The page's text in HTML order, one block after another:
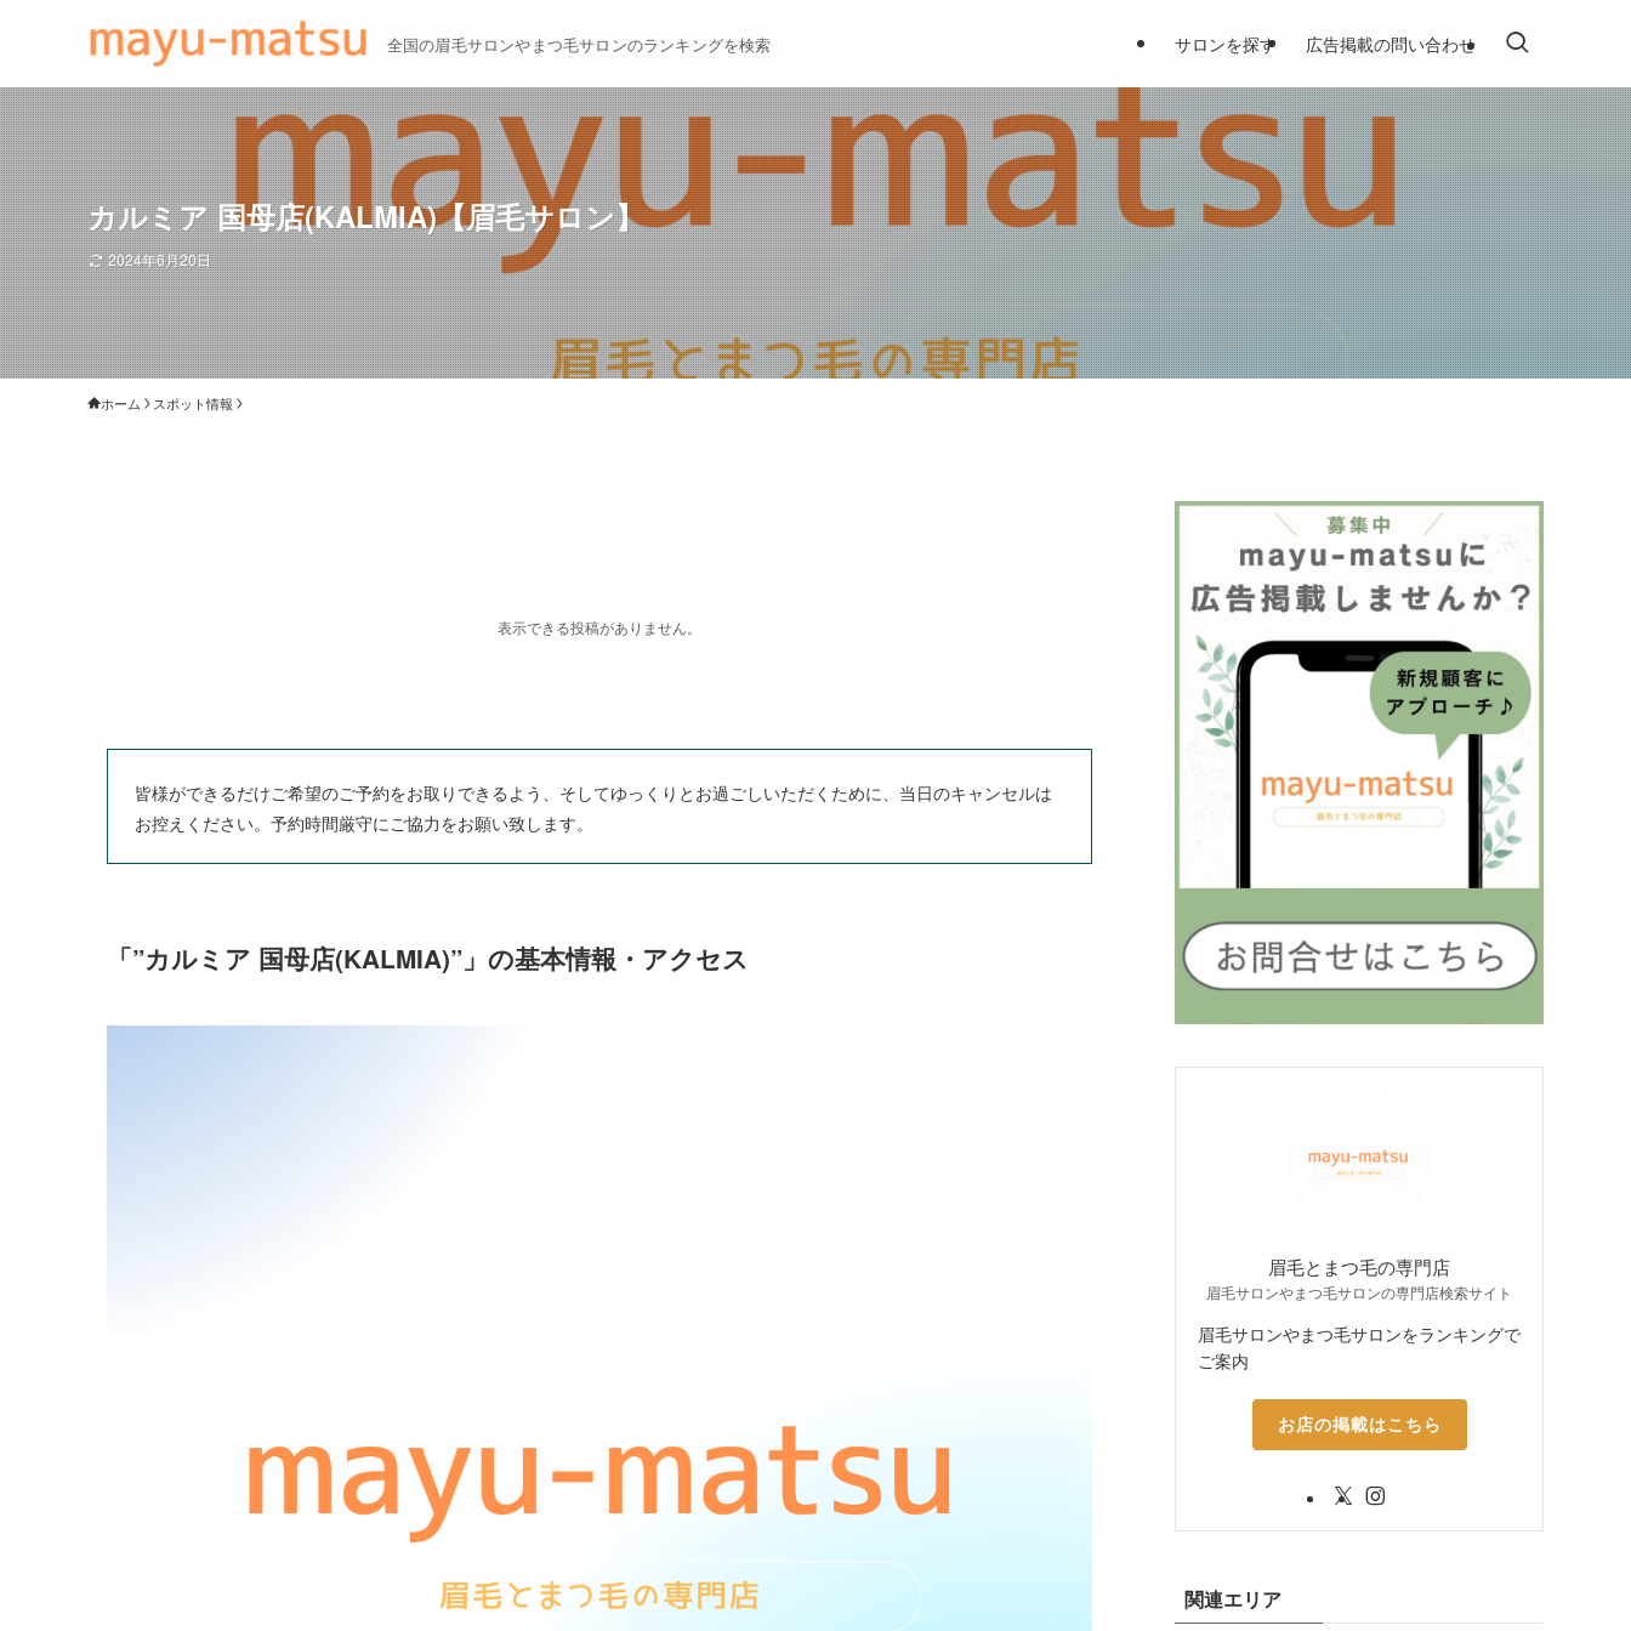
全国の眉毛サロンやまつ毛サロンのランキングを検索 サロンを探す 広告掲載の問い合わせ
カルミア 国母店(KALMIA)【眉毛サロン】
2024年6月20日
ホーム スポット情報
皆様ができるだけご希望のご予約をお取りできるよう、そしてゆっくりとお過ごしいただくために、当日のキャンセルは
お控えください。予約時間厳守にご協力をお願い致します。
「”カルミア 国母店(KALMIA)”」の基本情報・アクセス
眉毛とまつ毛の専門店
眉毛サロンやまつ毛サロンの専門店検索サイト
眉毛サロンやまつ毛サロンをランキングで
ご案内
お店の掲載はこちら
関連エリア